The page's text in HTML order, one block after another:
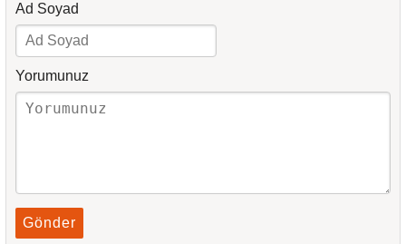
Ad Soyad
Yorumunuz
Gönder